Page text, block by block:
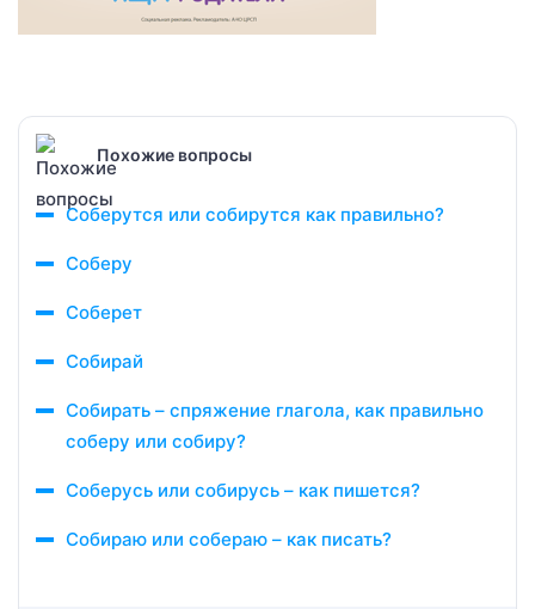
Похожие вопросы
Соберутся или собирутся как правильно?
Соберу
Соберет
Собирай
Собирать – спряжение глагола, как правильно
соберу или собиру?
Соберусь или собирусь – как пишется?
Собираю или собераю – как писать?